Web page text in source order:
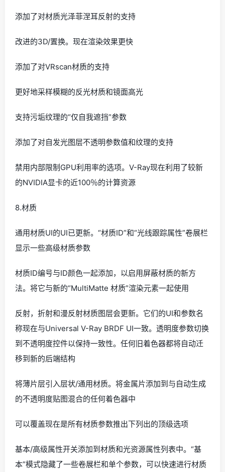
添加了对材质光泽菲涅耳反射的支持
改进的3D/置换。现在渲染效果更快
添加了对VRscan材质的支持
更好地采样模糊的反光材质和镜面高光
支持污垢纹理的“仅自我遮挡”参数
添加了对自发光图层不透明参数值和纹理的支持
禁用内部限制GPU利用率的选项。V-Ray现在利用了较新
的NVIDIA显卡的近100％的计算资源
8.材质
通用材质UI的UI已更新。“材质ID”和“光线跟踪属性”卷展栏
显示一些高级材质参数
材质ID编号与ID颜色一起添加，以启用屏蔽材质的新方
法。将它与新的“MultiMatte 材质”渲染元素一起使用
反射，折射和漫反射材质图层会更新。它们的UI和参数名
称现在与Universal V-Ray BRDF UI一致。透明度参数切换
到不透明度控件以保持一致性。任何旧着色器都将自动迁
移到新的后端结构
将薄片层引入层状/通用材质。将金属片添加到与自动生成
的不透明度贴图混合的任何着色器中
可以覆盖现在是所有材质参数推出下列出的顶级选项
基本/高级属性开关添加到材质和光资源属性列表中。“基
本”模式隐藏了一些卷展栏和单个参数，可以快速进行材质